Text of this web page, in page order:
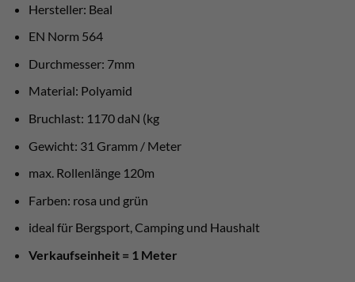
Hersteller: Beal
EN Norm 564
Durchmesser: 7mm
Material: Polyamid
Bruchlast: 1170 daN (kg
Gewicht: 31 Gramm / Meter
max. Rollenlänge 120m
Farben: rosa und grün
ideal für Bergsport, Camping und Haushalt
Verkaufseinheit = 1 Meter